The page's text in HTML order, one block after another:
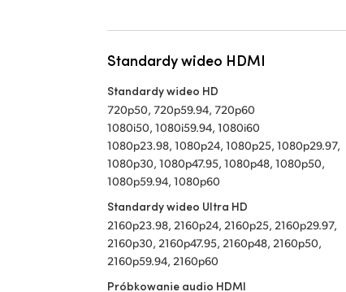
Standardy wideo HDMI
Standardy wideo HD
720p50, 720p59.94, 720p60
1080i50, 1080i59.94, 1080i60
1080p23.98, 1080p24, 1080p25, 1080p29.97,
1080p30, 1080p47.95, 1080p48, 1080p50,
1080p59.94, 1080p60
Standardy wideo Ultra HD
2160p23.98, 2160p24, 2160p25, 2160p29.97,
2160p30, 2160p47.95, 2160p48, 2160p50,
2160p59.94, 2160p60
Próbkowanie audio HDMI